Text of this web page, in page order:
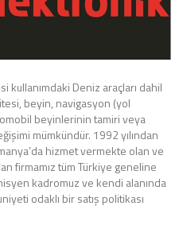
kullanımdaki Deniz araçları dahil
beyin, navigasyon (yol
beyinlerinin tamiri veya
mümkündür. 1992 yılından
hizmet vermekte olan ve
firmamız tüm Türkiye geneline
kadromuz ve kendi alanında
odaklı bir satış politikası